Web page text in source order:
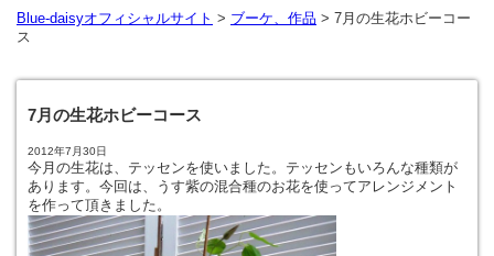
Blue-daisyオフィシャルサイト > ブーケ、作品 > 7月の生花ホビーコー
ス
7月の生花ホビーコース
2012年7月30日
今月の生花は、テッセンを使いました。テッセンもいろんな種類が
あります。今回は、うす紫の混合種のお花を使ってアレンジメント
を作って頂きました。